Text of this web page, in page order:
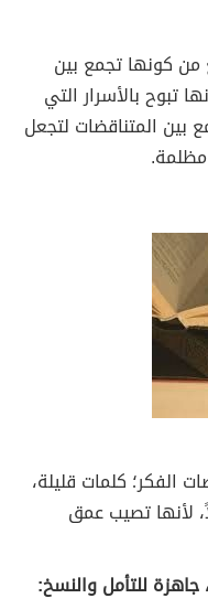
من كونها تجمع بين
تبوح بالأسرار التي
بين المتناقضات لتجعل
الفكر؛ كلمات قليلة،
لأنها تصيب عمق
جاهزة للتأمل والنسخ: